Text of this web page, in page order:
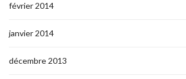
février 2014
janvier 2014
décembre 2013